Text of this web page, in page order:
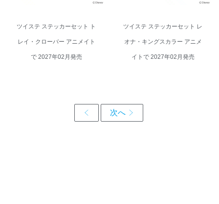
ツイステ ステッカーセット ト
レイ・クローバー アニメイト
で 2027年02月発売
ツイステ ステッカーセット レ
オナ・キングスカラー アニメ
イトで 2027年02月発売